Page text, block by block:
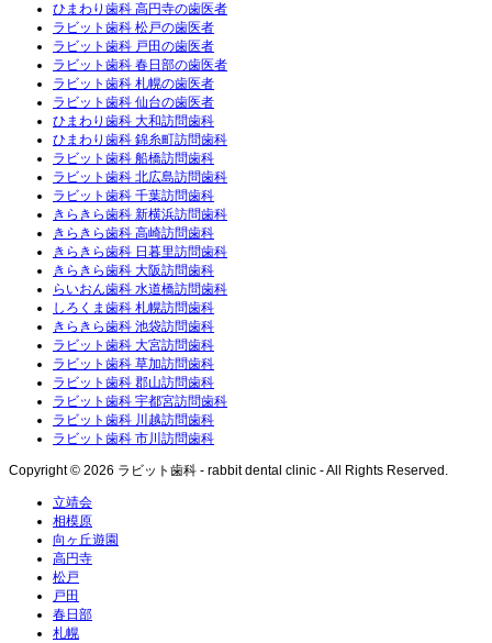
ひまわり歯科 高円寺の歯医者
ラビット歯科 松戸の歯医者
ラビット歯科 戸田の歯医者
ラビット歯科 春日部の歯医者
ラビット歯科 札幌の歯医者
ラビット歯科 仙台の歯医者
ひまわり歯科 大和訪問歯科
ひまわり歯科 錦糸町訪問歯科
ラビット歯科 船橋訪問歯科
ラビット歯科 北広島訪問歯科
ラビット歯科 千葉訪問歯科
きらきら歯科 新横浜訪問歯科
きらきら歯科 高崎訪問歯科
きらきら歯科 日暮里訪問歯科
きらきら歯科 大阪訪問歯科
らいおん歯科 水道橋訪問歯科
しろくま歯科 札幌訪問歯科
きらきら歯科 池袋訪問歯科
ラビット歯科 大宮訪問歯科
ラビット歯科 草加訪問歯科
ラビット歯科 郡山訪問歯科
ラビット歯科 宇都宮訪問歯科
ラビット歯科 川越訪問歯科
ラビット歯科 市川訪問歯科
Copyright © 2026 ラビット歯科 - rabbit dental clinic - All Rights Reserved.
立靖会
相模原
向ヶ丘遊園
高円寺
松戸
戸田
春日部
札幌